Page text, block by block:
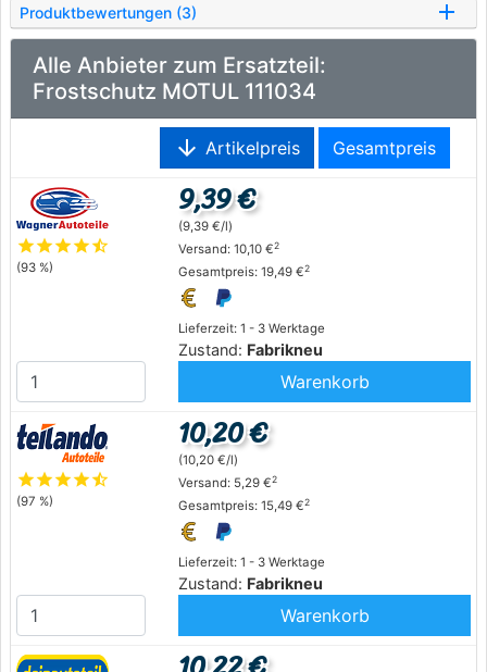
Produktbewertungen (3)
Alle Anbieter zum Ersatzteil:
Frostschutz MOTUL 111034
arrow_downward Artikelpreis Gesamtpreis
starstarstarstarstar_half
(93 %)
Lieferzeit: 1 - 3 Werktage
Zustand: Fabrikneu
9,39 €
(9,39 €/l)
Versand: 10,10 €2
Gesamtpreis: 19,49 €2
Warenkorb
starstarstarstarstar_half
(97 %)
Lieferzeit: 1 - 3 Werktage
Zustand: Fabrikneu
10,20 €
(10,20 €/l)
Versand: 5,29 €2
Gesamtpreis: 15,49 €2
Warenkorb